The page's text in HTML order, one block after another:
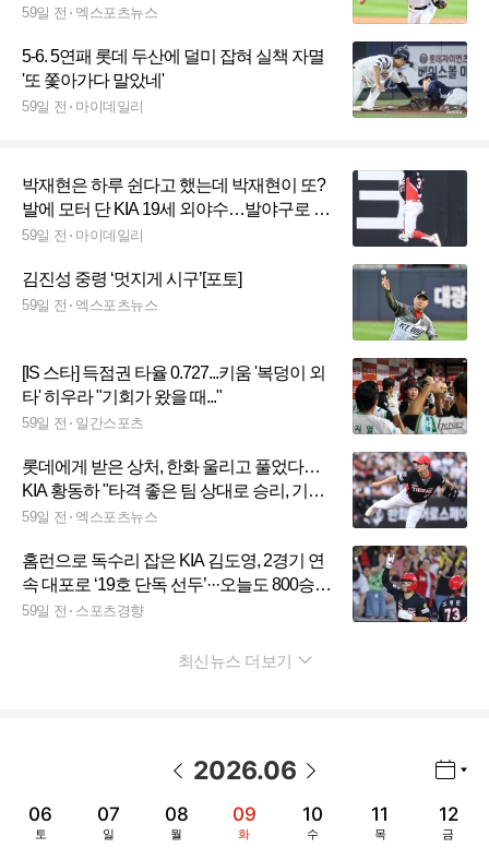
고지…삼성 9회 무사 1, 2루 찬스 무산 [수원:
59일 전 엑스포츠뉴스
5-6. 5연패 롯데 두산에 덜미 잡혀 실책 자멸
'또 쫓아가다 말았네'
59일 전 마이데일리
박재현은 하루 쉰다고 했는데 박재현이 또?
발에 모터 단 KIA 19세 외야수…발야구로 웃
고 발야구로 OUT[MD대전]
59일 전 마이데일리
김진성 중령 ‘멋지게 시구’[포토]
59일 전 엑스포츠뉴스
[IS 스타] 득점권 타율 0.727...키움 '복덩이 외
타' 히우라 "기회가 왔을 때..."
59일 전 일간스포츠
롯데에게 받은 상처, 한화 울리고 풀었다…
KIA 황동하 "타격 좋은 팀 상대로 승리, 기쁘
다" [대전 현장]
59일 전 엑스포츠뉴스
홈런으로 독수리 잡은 KIA 김도영, 2경기 연
속 대포로 ‘19호 단독 선두’···오늘도 800승
못 채운 김태형 감독 ‘롯데 5연패’
59일 전 스포츠경향
최신뉴스 더보기
2026.06
06
토
07
일
08
월
09
화
10
수
11
목
12
금